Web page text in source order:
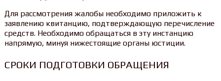
Для рассмотрения жалобы необходимо приложить к
заявлению квитанцию, подтверждающую перечисление
средств. Необходимо обращаться в эту инстанцию
напрямую, минуя нижестоящие органы юстиции.
СРОКИ ПОДГОТОВКИ ОБРАЩЕНИЯ